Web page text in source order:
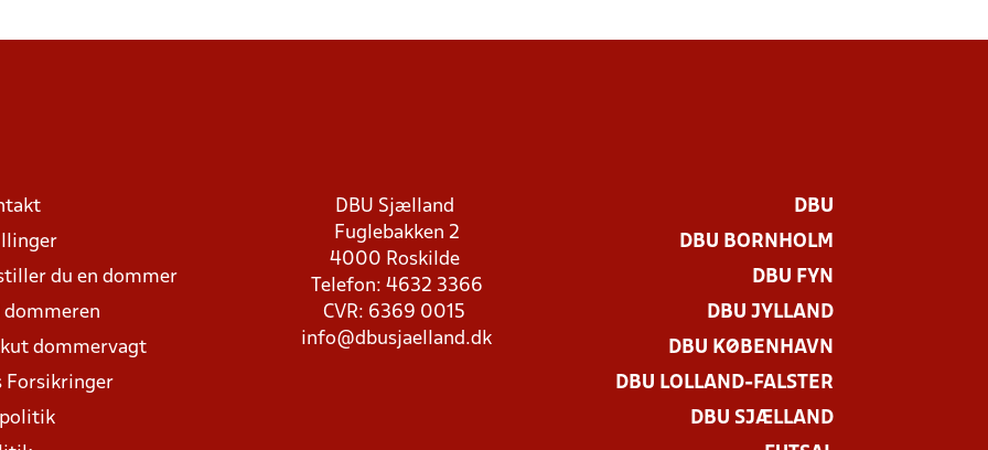
du en dommer
dommeren
dommervagt
Forsikringer
DBU Sjælland
Fuglebakken 2
4000 Roskilde
Telefon: 4632 3366
CVR: 6369 0015
info@dbusjaelland.dk
DBU
DBU BORNHOLM
DBU FYN
DBU JYLLAND
DBU KØBENHAVN
DBU LOLLAND-FALSTER
DBU SJÆLLAND